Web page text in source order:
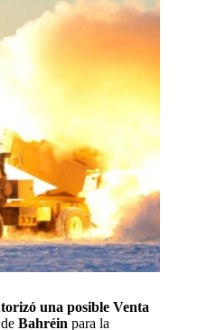
una posible Venta
Bahréin para la